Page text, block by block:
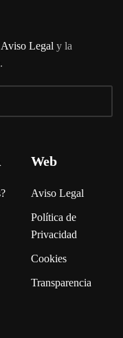
Aviso Legal y la
Web
Aviso Legal
Política de
Privacidad
Cookies
Transparencia